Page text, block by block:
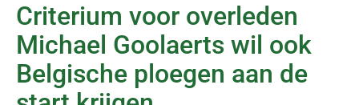
Criterium voor overleden
Michael Goolaerts wil ook
Belgische ploegen aan de